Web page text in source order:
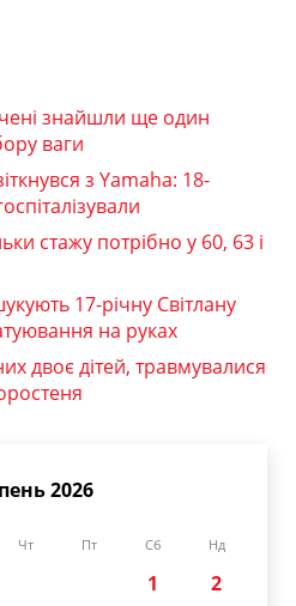
знайшли ще один
ваги
з Yamaha: 18-
стажу потрібно у 60, 63 і
17-річну Світлану
на руках
двоє дітей, травмувалися
2026
Чт Пт Сб Нд
1
2